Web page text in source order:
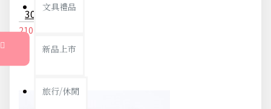
文具禮品
新品上市
旅行/休閒
304不鏽鋼馬克杯 辦公必備咖啡杯 雙層隔熱防燙保溫杯 創意磨砂防滑水杯
210元